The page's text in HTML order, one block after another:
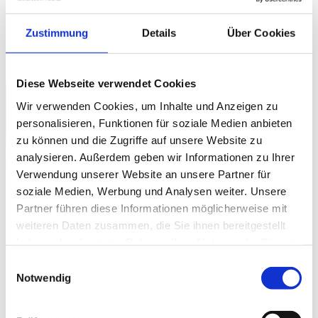
Zustimmung Details Über Cookies
Diese Webseite verwendet Cookies
Wir verwenden Cookies, um Inhalte und Anzeigen zu
personalisieren, Funktionen für soziale Medien anbieten
zu können und die Zugriffe auf unsere Website zu
analysieren. Außerdem geben wir Informationen zu Ihrer
Verwendung unserer Website an unsere Partner für
soziale Medien, Werbung und Analysen weiter. Unsere
Partner führen diese Informationen möglicherweise mit
weiteren Daten zusammen, die Sie ihnen bereitgestellt
Notwendig
Presse
Messen & Veranstaltungen
myMPDV
Karriere
Europa | Deutsch
Erfahren Sie, wie Sie mit den Lösungen von MPDV
Ihre Fertigung digitalisieren!
Jetzt Termin vereinbaren!
Innovation & Wissen /
Industrial Internet of Things / IIoT –